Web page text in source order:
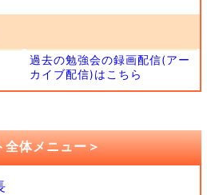
過去の勉強会の録画配信(アー
カイブ配信)はこちら
全体メニュー＞